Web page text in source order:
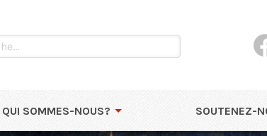
QUI SOMMES-NOUS? SOUTENEZ-